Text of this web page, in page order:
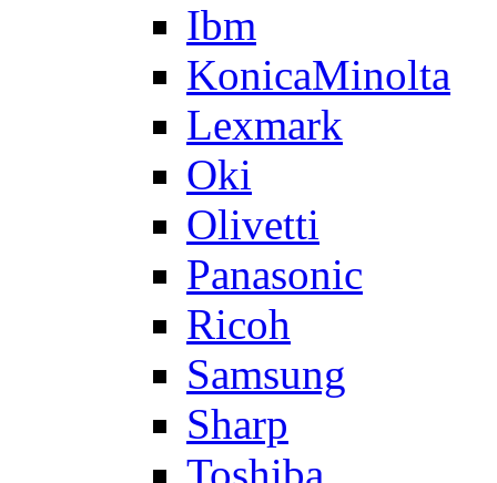
Ibm
KonicaMinolta
Lexmark
Oki
Olivetti
Panasonic
Ricoh
Samsung
Sharp